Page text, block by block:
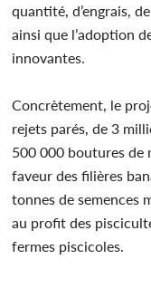
quantité, d’engrais,
ainsi que l’adoption
innovantes.
Concrètement, le
rejets parés, de 3
500 000 boutures de
faveur des filières
tonnes de semences
au profit des
fermes piscicoles.